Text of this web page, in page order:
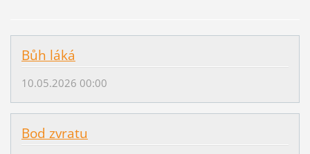
Bůh láká
10.05.2026 00:00
Bod zvratu